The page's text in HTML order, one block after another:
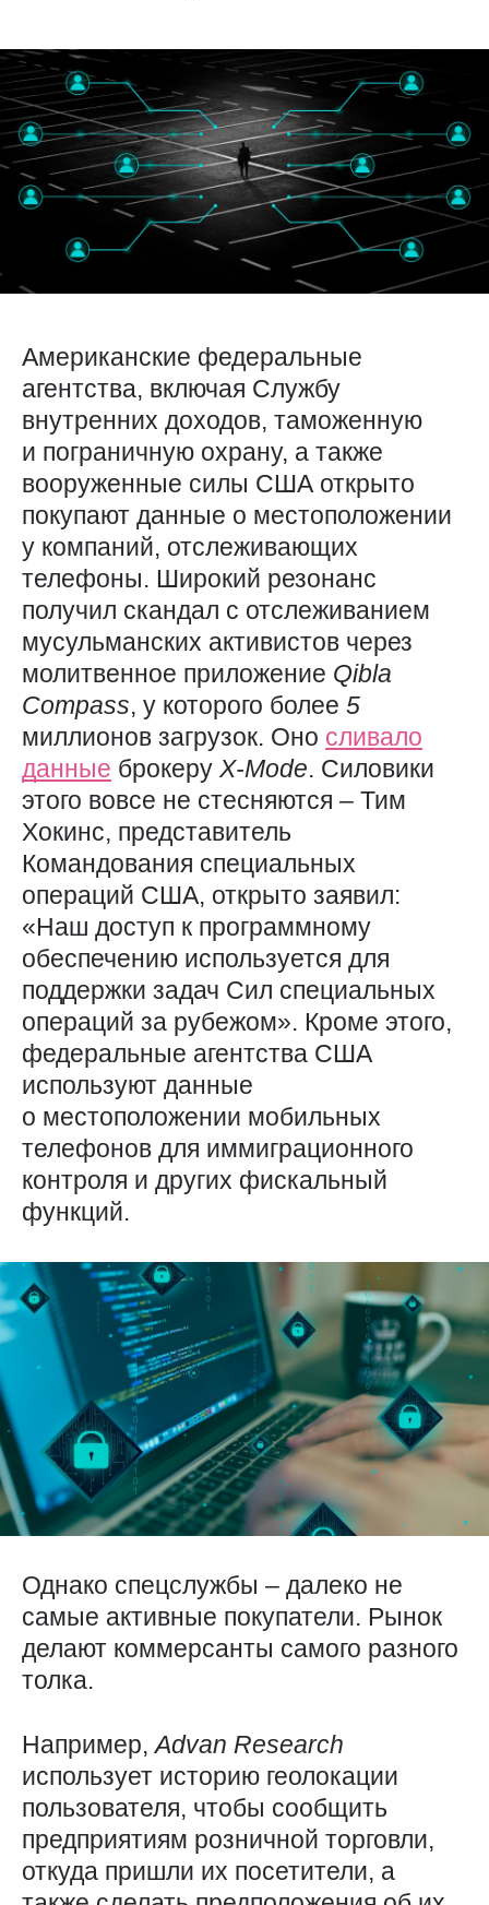
Американские федеральные
агентства, включая Службу
внутренних доходов, таможенную
и пограничную охрану, а также
вооруженные силы США открыто
покупают данные о местоположении
у компаний, отслеживающих
телефоны. Широкий резонанс
получил скандал с отслеживанием
мусульманских активистов через
молитвенное приложение Qibla
Compass, у которого более 5
миллионов загрузок. Оно сливало
данные брокеру X-Mode. Силовики
этого вовсе не стесняются – Тим
Хокинс, представитель
Командования специальных
операций США, открыто заявил:
«Наш доступ к программному
обеспечению используется для
поддержки задач Сил специальных
операций за рубежом». Кроме этого,
федеральные агентства США
используют данные
о местоположении мобильных
телефонов для иммиграционного
контроля и других фискальный
функций.
Однако спецслужбы – далеко не
самые активные покупатели. Рынок
делают коммерсанты самого разного
толка.
Например,Advan Research
использует историю геолокации
пользователя, чтобы сообщить
предприятиям розничной торговли,
откуда пришли их посетители, а